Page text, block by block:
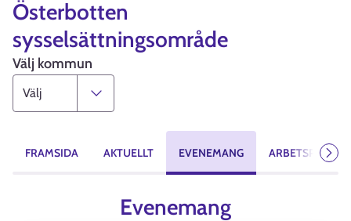
Österbotten
sysselsättningsområde
Välj kommun
FRAMSIDA AKTUELLT EVENEMANG
Evenemang